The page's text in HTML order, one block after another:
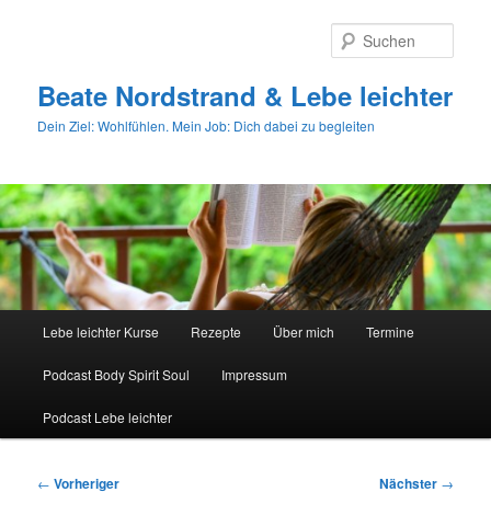
Beate Nordstrand & Lebe leichter
Dein Ziel: Wohlfühlen. Mein Job: Dich dabei zu begleiten
Lebe leichter Kurse Rezepte Über mich Termine
Podcast Body Spirit Soul Impressum
Podcast Lebe leichter
Beitragsnavigation
← Vorheriger Nächster →